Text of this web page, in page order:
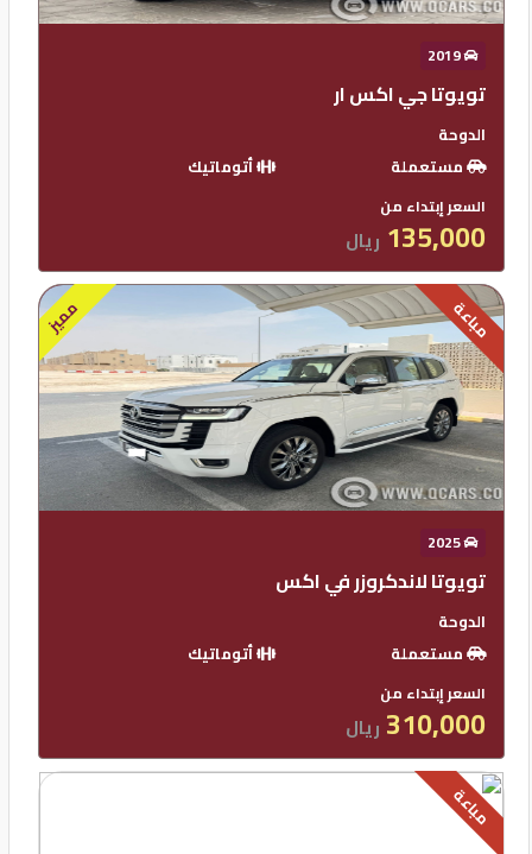
2019
تويوتا جي اكس ار
الدوحة
مستعملة
أتوماتيك
السعر إبتداء من
135,000 ريال
مميز مباعة
2025
تويوتا لاندكروزر في اكس
الدوحة
مستعملة
أتوماتيك
السعر إبتداء من
310,000 ريال
مباعة